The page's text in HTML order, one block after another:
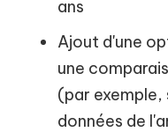
ans
Ajout d'une
une
(par exemple,
données de